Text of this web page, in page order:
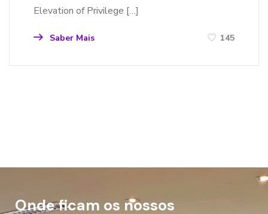
Elevation of Privilege […]
Saber Mais 145
Onde ficam os nossos